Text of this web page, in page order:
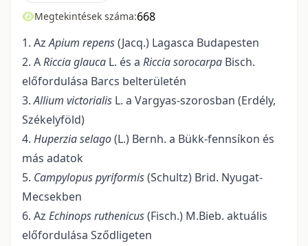
Megtekintések száma:668
1. AzApium repens(Jacq.) Lagasca Budapesten
2. ARiccia glauca L. és a Riccia sorocarpa Bisch.
előfordulása Barcs belterületén
3.Allium victorialis L. a Vargyas-szorosban (Erdély,
Székelyföld)
4. Huperziaselago(L.) Bernh. a Bükk-fennsíkon és
más adatok
5. Campylopus pyriformis(Schultz) Brid. Nyugat-
Mecsekben
6. Az Echinopsruthenicus(Fisch.) M.Bieb. aktuális
előfordulása Sződligeten